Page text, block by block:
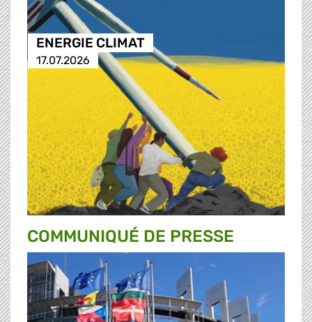
ENERGIE CLIMAT
17.07.2026
COMMUNIQUÉ DE PRESSE